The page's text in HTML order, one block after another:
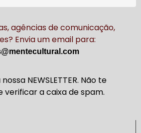
agências de comunicação,
Envia um email para:
NEWSLETTER. Não te
verificar a caixa de spam.